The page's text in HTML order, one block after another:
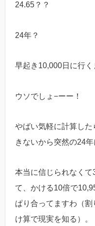
24.65？？
24年？
早起き10,000日に行
ウソでしょ−ーー！
やばい気軽に計算し
きないから突然の24年
本当に信じられなく
て、かける10倍で
ぱり合ってますわ（
け算で現実を知る）。